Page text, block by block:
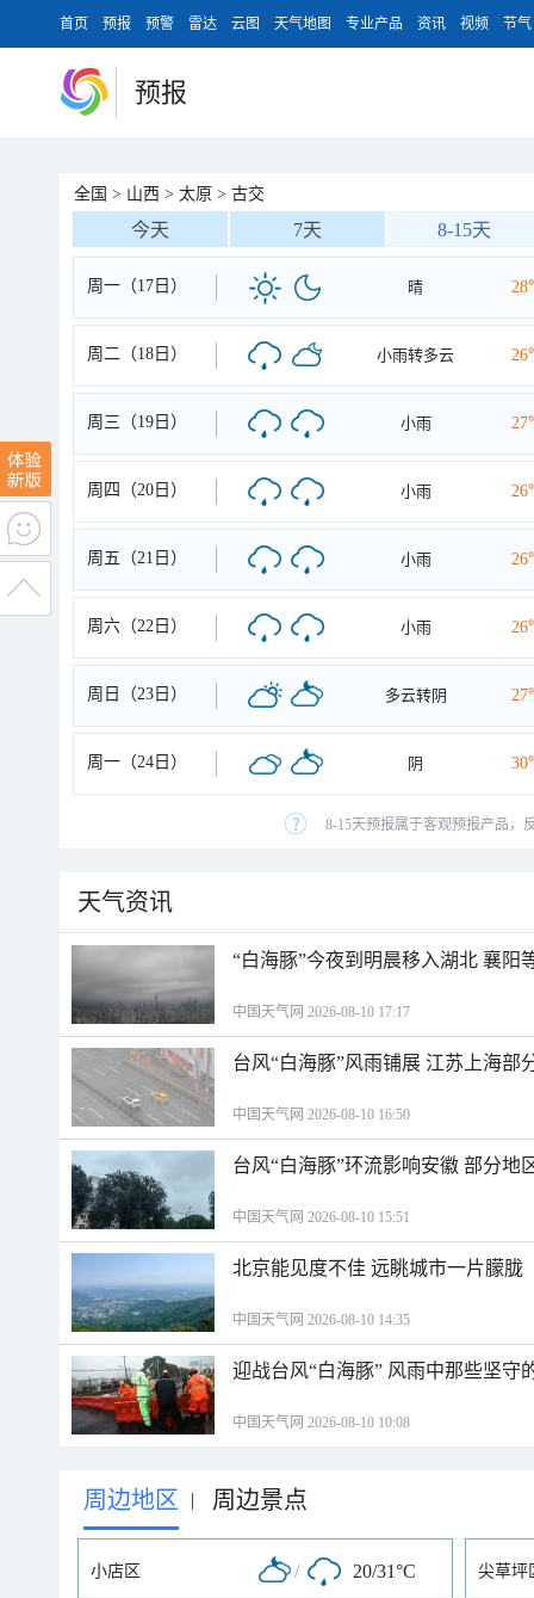
首页 预报 预警 雷达 云图 天气地图 专业产品 资讯 视频 节气
预报
全国 > 山西 > 太原 > 古交
今天 7天 8-15天
周一（17日） 晴
周二（18日） 小雨转多云
周三（19日） 小雨
周四（20日） 小雨
周五（21日） 小雨
周六（22日） 小雨
周日（23日） 多云转阴
周一（24日） 阴
8-15天预报属于客观预报产品，
天气资讯
“白海豚”今夜到明晨移入湖北 襄阳
中国天气网 2026-08-10 17:17
台风“白海豚”风雨铺展 江苏上海部
中国天气网 2026-08-10 16:50
台风“白海豚”环流影响安徽 部分地
中国天气网 2026-08-10 15:51
北京能见度不佳 远眺城市一片朦胧
中国天气网 2026-08-10 14:35
迎战台风“白海豚” 风雨中那些坚守
中国天气网 2026-08-10 10:08
周边地区 | 周边景点
小店区 / 20/31°C 尖草坪